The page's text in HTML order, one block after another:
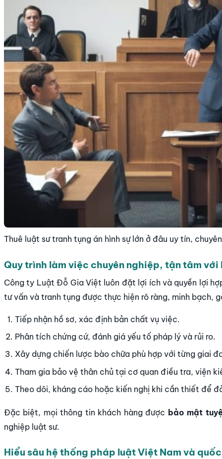
Thuê luật sư tranh tụng án hình sự lớn ở đâu uy tín,
Quy trình làm việc chuyên nghiệp, tận tâm
Công ty Luật Đỗ Gia Việt luôn đặt lợi ích và quyền lợi
tư vấn và tranh tụng được thực hiện rõ ràng, minh bạch,
Tiếp nhận hồ sơ, xác định bản chất vụ việc.
Phân tích chứng cứ, đánh giá yếu tố pháp lý và rủi ro.
Xây dựng chiến lược bào chữa phù hợp với từng giai
Tham gia bảo vệ thân chủ tại cơ quan điều tra, viện
Theo dõi, kháng cáo hoặc kiến nghị khi cần thiết để
Đặc biệt, mọi thông tin khách hàng được bảo mật
nghiệp luật sư.
Hiểu sâu hệ thống pháp luật Việt Nam và